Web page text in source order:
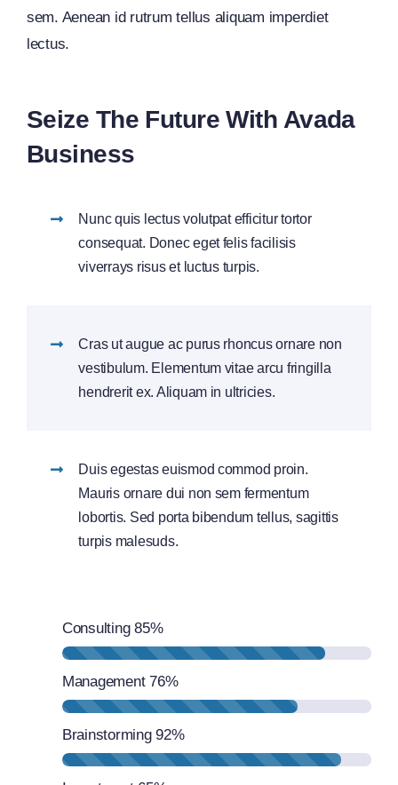
sem. Aenean id rutrum tellus aliquam imperdiet
lectus.
Seize The Future With Avada
Business
Nunc quis lectus volutpat efficitur tortor
consequat. Donec eget felis facilisis
viverrays risus et luctus turpis.
Cras ut augue ac purus rhoncus ornare non
vestibulum. Elementum vitae arcu fringilla
hendrerit ex. Aliquam in ultricies.
Duis egestas euismod commod proin.
Mauris ornare dui non sem fermentum
lobortis. Sed porta bibendum tellus, sagittis
turpis malesuds.
Consulting 85%
Management 76%
Brainstorming 92%